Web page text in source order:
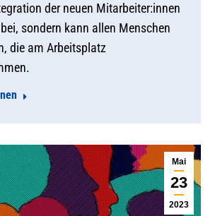
der neuen Mitarbeiter:innen
sondern kann allen Menschen
die am Arbeitsplatz
Mai
23
2023